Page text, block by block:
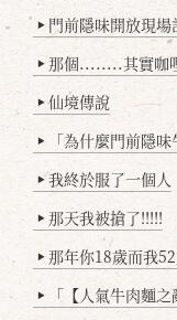
▶ 門前隱味開放現場
▶ 那個........其實咖
▶ 仙境傳說
▶ 「為什麼門前隱味牛
▶ 我終於服了一個人
▶ 那天我被搶了!!!!!
▶ 那年你18歲而我
▶ 「【人氣牛肉麵之亂